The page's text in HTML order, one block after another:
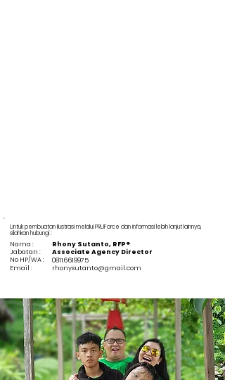
Untuk pembuatan ilustrasi melalui PRUForce dan informasi lebih lanjut lainnya,
silahkan hubungi :
Nama :
Rhony Sutanto, RFP®
Jabatan :
Associate Agency Director
No HP/WA :
08116619975
Email :
rhonysutanto@gmail.com